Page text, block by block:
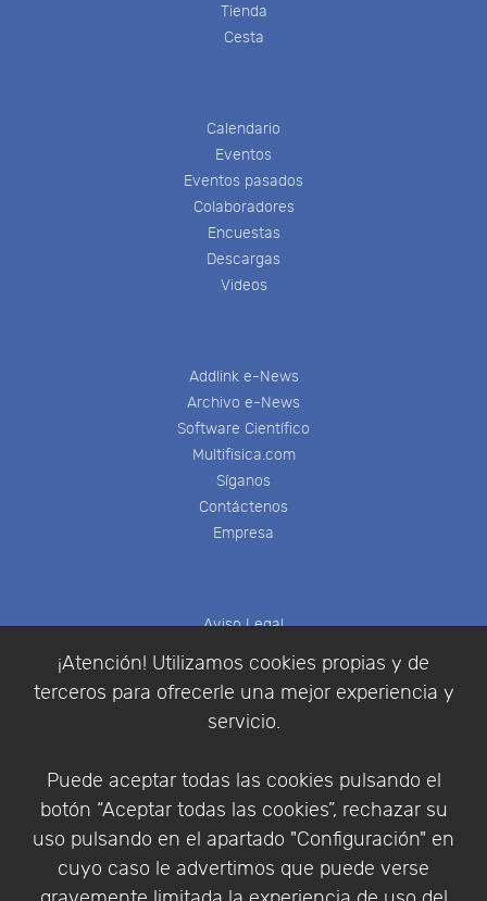
¡Atención! Utilizamos cookies propias y de
terceros para ofrecerle una mejor experiencia y
servicio.
Puede aceptar todas las cookies pulsando el
botón “Aceptar todas las cookies”, rechazar su
uso pulsando en el apartado "Configuración" en
cuyo caso le advertimos que puede verse
Tienda
Cesta
Calendario
Eventos
Eventos pasados
Colaboradores
Encuestas
Descargas
Videos
Addlink e-News
Archivo e-News
Software Científico
Multifisica.com
Síganos
Contáctenos
Empresa
Aviso Legal
Condiciones de compra
Identificarse
Empresa|Aviso Legal| Política de Privacidad |